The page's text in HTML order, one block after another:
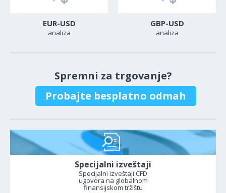
EUR-USD
analiza
GBP-USD
analiza
Spremni za trgovanje?
Probajte besplatno odmah
Specijalni izveštaji
Specijalni izveštaji CFD
ugovora na globalnom
finansijskom tržištu